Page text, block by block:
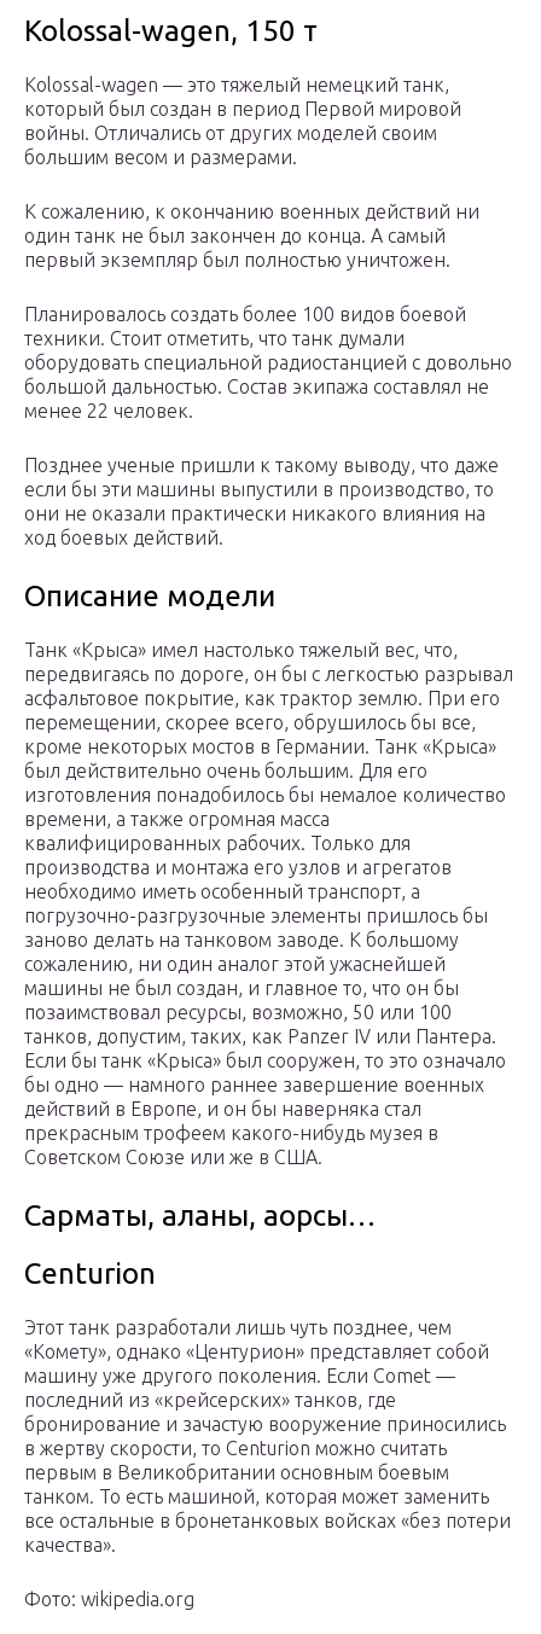
Kolossal-wagen, 150 т
Kolossal-wagen — это тяжелый немецкий танк,
который был создан в период Первой мировой
войны. Отличались от других моделей своим
большим весом и размерами.
К сожалению, к окончанию военных действий ни
один танк не был закончен до конца. А самый
первый экземпляр был полностью уничтожен.
Планировалось создать более 100 видов боевой
техники. Стоит отметить, что танк думали
оборудовать специальной радиостанцией с довольно
большой дальностью. Состав экипажа составлял не
менее 22 человек.
Позднее ученые пришли к такому выводу, что даже
если бы эти машины выпустили в производство, то
они не оказали практически никакого влияния на
ход боевых действий.
Описание модели
Танк «Крыса» имел настолько тяжелый вес, что,
передвигаясь по дороге, он бы с легкостью разрывал
асфальтовое покрытие, как трактор землю. При его
перемещении, скорее всего, обрушилось бы все,
кроме некоторых мостов в Германии. Танк «Крыса»
был действительно очень большим. Для его
изготовления понадобилось бы немалое количество
времени, а также огромная масса
квалифицированных рабочих. Только для
производства и монтажа его узлов и агрегатов
необходимо иметь особенный транспорт, а
погрузочно-разгрузочные элементы пришлось бы
заново делать на танковом заводе. К большому
сожалению, ни один аналог этой ужаснейшей
машины не был создан, и главное то, что он бы
позаимствовал ресурсы, возможно, 50 или 100
танков, допустим, таких, как Panzer IV или Пантера.
Если бы танк «Крыса» был сооружен, то это означало
бы одно — намного раннее завершение военных
действий в Европе, и он бы наверняка стал
прекрасным трофеем какого-нибудь музея в
Советском Союзе или же в США.
Сарматы, аланы, аорсы…
Centurion
Этот танк разработали лишь чуть позднее, чем
«Комету», однако «Центурион» представляет собой
машину уже другого поколения. Если Comet —
последний из «крейсерских» танков, где
бронирование и зачастую вооружение приносились
в жертву скорости, то Centurion можно считать
первым в Великобритании основным боевым
танком. То есть машиной, которая может заменить
все остальные в бронетанковых войсках «без потери
качества».
Фото: wikipedia.org